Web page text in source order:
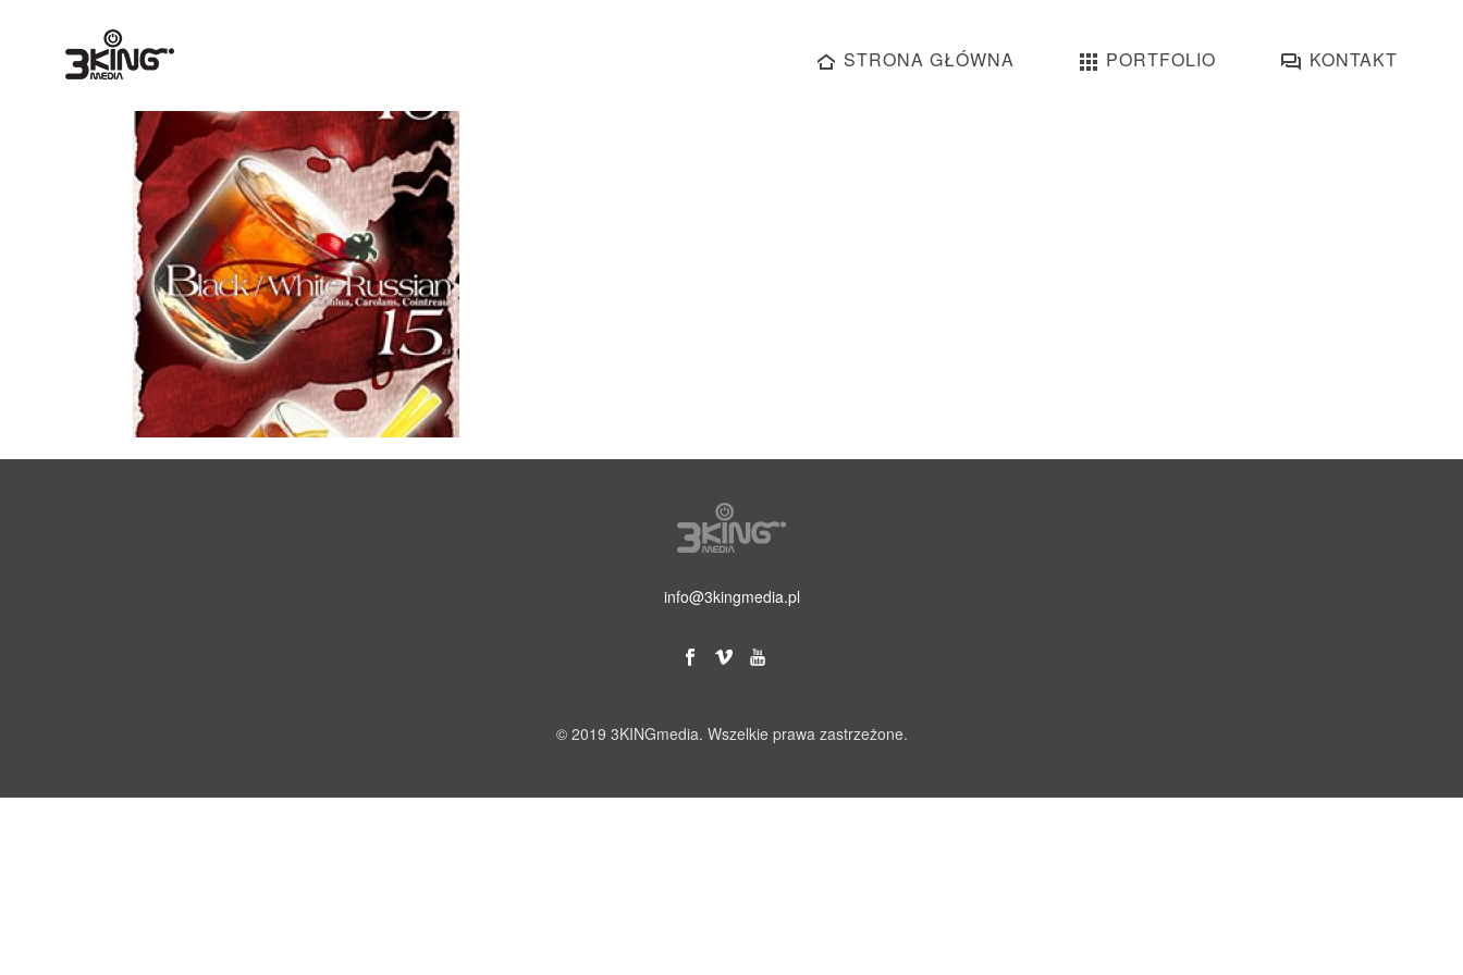
STRONA GŁÓWNA PORTFOLIO KONTAKT
info@3kingmedia.pl
© 2019 3KINGmedia. Wszelkie prawa zastrzeżone.